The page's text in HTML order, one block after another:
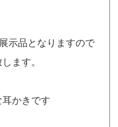
示品となりますので
ます。
かきです